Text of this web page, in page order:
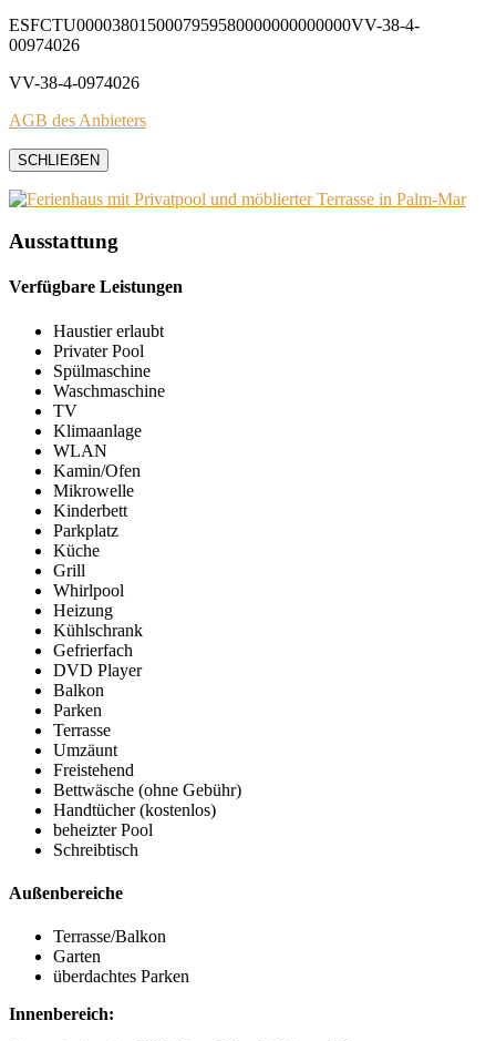
ESFCTU0000380150007959580000000000000VV-38-4-
00974026
VV-38-4-0974026
AGB des Anbieters
SCHLIEẞEN
Ausstattung
Verfügbare Leistungen
Haustier erlaubt
Privater Pool
Spülmaschine
Waschmaschine
TV
Klimaanlage
WLAN
Kamin/Ofen
Mikrowelle
Kinderbett
Parkplatz
Küche
Grill
Whirlpool
Heizung
Kühlschrank
Gefrierfach
DVD Player
Balkon
Parken
Terrasse
Umzäunt
Freistehend
Bettwäsche (ohne Gebühr)
Handtücher (kostenlos)
beheizter Pool
Schreibtisch
Außenbereiche
Terrasse/Balkon
Garten
überdachtes Parken
Innenbereich: